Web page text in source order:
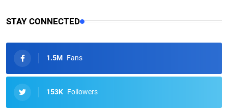
STAY CONNECTED
1.5M Fans
153K Followers